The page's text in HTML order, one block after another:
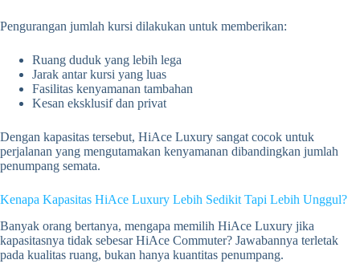
Pengurangan jumlah kursi dilakukan untuk memberikan:
Ruang duduk yang lebih lega
Jarak antar kursi yang luas
Fasilitas kenyamanan tambahan
Kesan eksklusif dan privat
Dengan kapasitas tersebut, HiAce Luxury sangat cocok untuk
perjalanan yang mengutamakan kenyamanan dibandingkan jumlah
penumpang semata.
Kenapa Kapasitas HiAce Luxury Lebih Sedikit Tapi Lebih Unggul?
Banyak orang bertanya, mengapa memilih HiAce Luxury jika
kapasitasnya tidak sebesar HiAce Commuter? Jawabannya terletak
pada kualitas ruang, bukan hanya kuantitas penumpang.